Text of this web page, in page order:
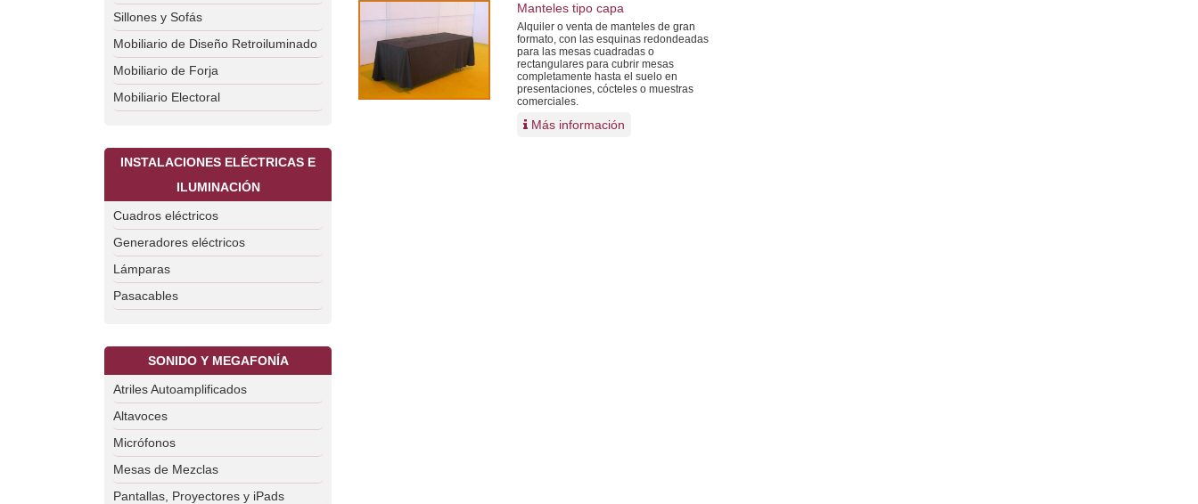
Sillones y Sofás
Mobiliario de Diseño Retroiluminado
Mobiliario de Forja
Mobiliario Electoral
INSTALACIONES ELÉCTRICAS E
ILUMINACIÓN
Cuadros eléctricos
Generadores eléctricos
Lámparas
Pasacables
SONIDO Y MEGAFONÍA
Atriles Autoamplificados
Altavoces
Micrófonos
Mesas de Mezclas
Pantallas, Proyectores y iPads
Manteles tipo capa
Alquiler o venta de manteles de gran
formato, con las esquinas redondeadas
para las mesas cuadradas o
rectangulares para cubrir mesas
completamente hasta el suelo en
presentaciones, cócteles o muestras
comerciales.
Más información